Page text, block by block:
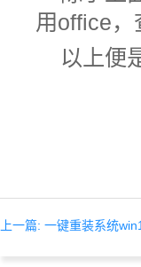
用office，
以上便
上一篇: 一键重装系统